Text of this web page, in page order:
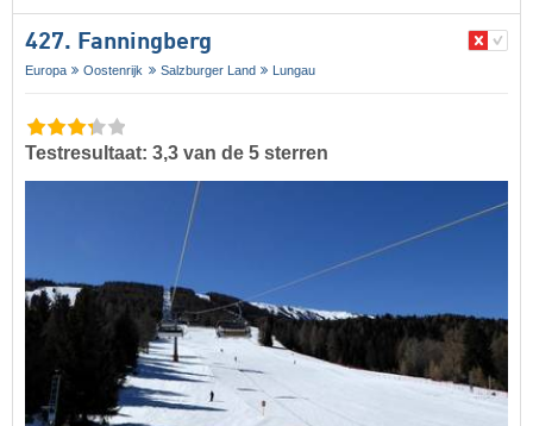
427. Fanningberg
Europa Oostenrijk Salzburger Land Lungau
Testresultaat: 3,3 van de 5 sterren